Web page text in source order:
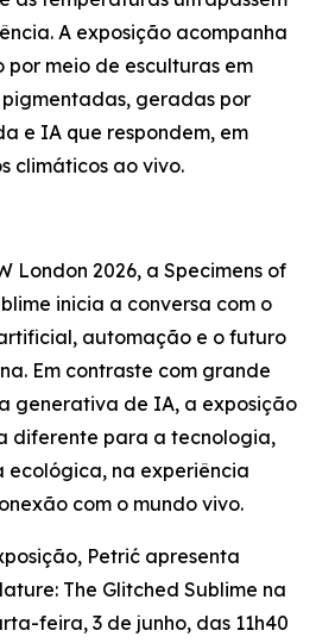
A exposição acompanha
por meio de esculturas em
geradas por
e IA que respondem, em
climáticos ao vivo.
London 2026, a Specimens of
inicia a conversa com o
automação e o futuro
Em contraste com grande
generativa de IA, a exposição
diferente para a tecnologia,
ecológica, na experiência
com o mundo vivo.
Petrić apresenta
The Glitched Sublime na
feira, 3 de junho, das 11h40